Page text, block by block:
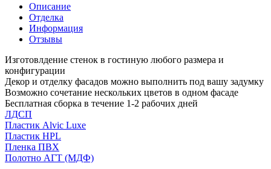
Описание
Отделка
Информация
Отзывы
Изготовлдение стенок в гостиную любого размера и
конфигурации
Декор и отделку фасадов можно выполнить под вашу задумку
Возможно сочетание нескольких цветов в одном фасаде
Бесплатная сборка в течение 1-2 рабочих дней
ЛДСП
Пластик Alvic Luxe
Пластик HPL
Пленка ПВХ
Полотно АГТ (МДФ)